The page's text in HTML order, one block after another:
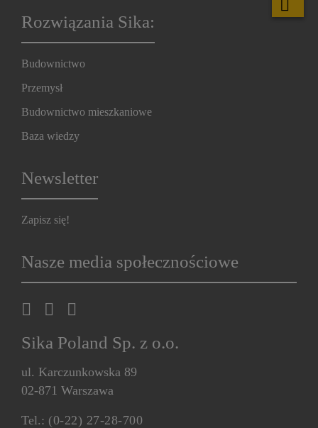
Rozwiązania Sika:
Budownictwo
Przemysł
Budownictwo mieszkaniowe
Baza wiedzy
Newsletter
Zapisz się!
Nasze media społecznościowe
Sika Poland Sp. z o.o.
ul. Karczunkowska 89
02-871 Warszawa
Tel.: (0-22) 27-28-700